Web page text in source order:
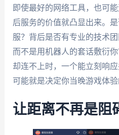
即使最好的网络工具，也可
后服务的价值就凸显出来。
服？背后是否有专业的技术
而不是用机器人的套话敷衍
却连不上时，一个能立刻响
可能就是决定你当晚游戏体验
让距离不再是阻